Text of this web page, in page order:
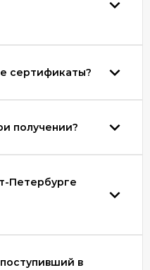
сертификаты?
получении?
Петербурге
в